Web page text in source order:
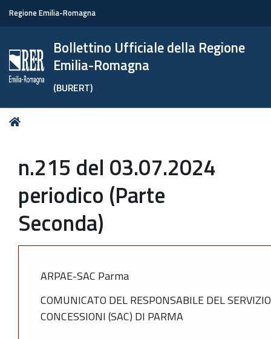
Regione Emilia-Romagna
Bollettino Ufficiale della Regione
Emilia-Romagna
(BURERT)
Tu
n.215 del 03.07.2024
periodico (Parte
Seconda)
ARPAE-SAC Parma
COMUNICATO DEL RESPONSABILE DEL
CONCESSIONI (SAC) DI PARMA